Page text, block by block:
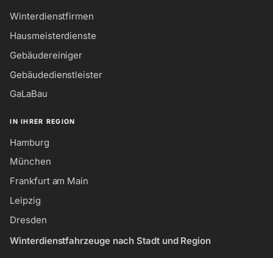
Winterdienstfirmen
Hausmeisterdienste
Gebäudereiniger
Gebäudedienstleister
GaLaBau
IN IHRER REGION
Hamburg
München
Frankfurt am Main
Leipzig
Dresden
Winterdienstfahrzeuge nach Stadt und Region